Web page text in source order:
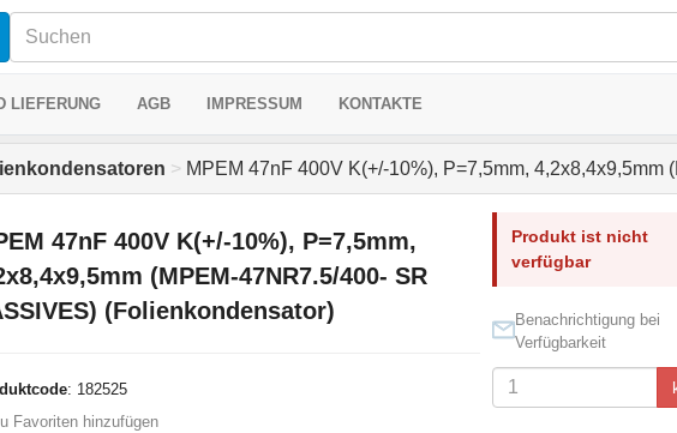
LIEFERUNG AGB IMPRESSUM KONTAKTE
> MPEM 47nF 400V K(+/-10%), P=7,5mm,
47nF 400V K(+/-10%), P=7,5mm,
(MPEM-47NR7.5/400- SR
(Folienkondensator)
: 182525
Favoriten hinzufügen
Produkt ist nicht
verfügbar
Benachrichtigung bei
Verfügbarkeit